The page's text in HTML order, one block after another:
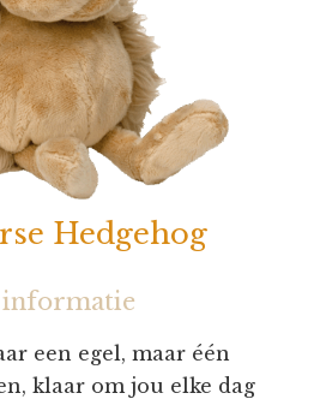
Hedgehog
informatie
een egel, maar één
klaar om jou elke dag